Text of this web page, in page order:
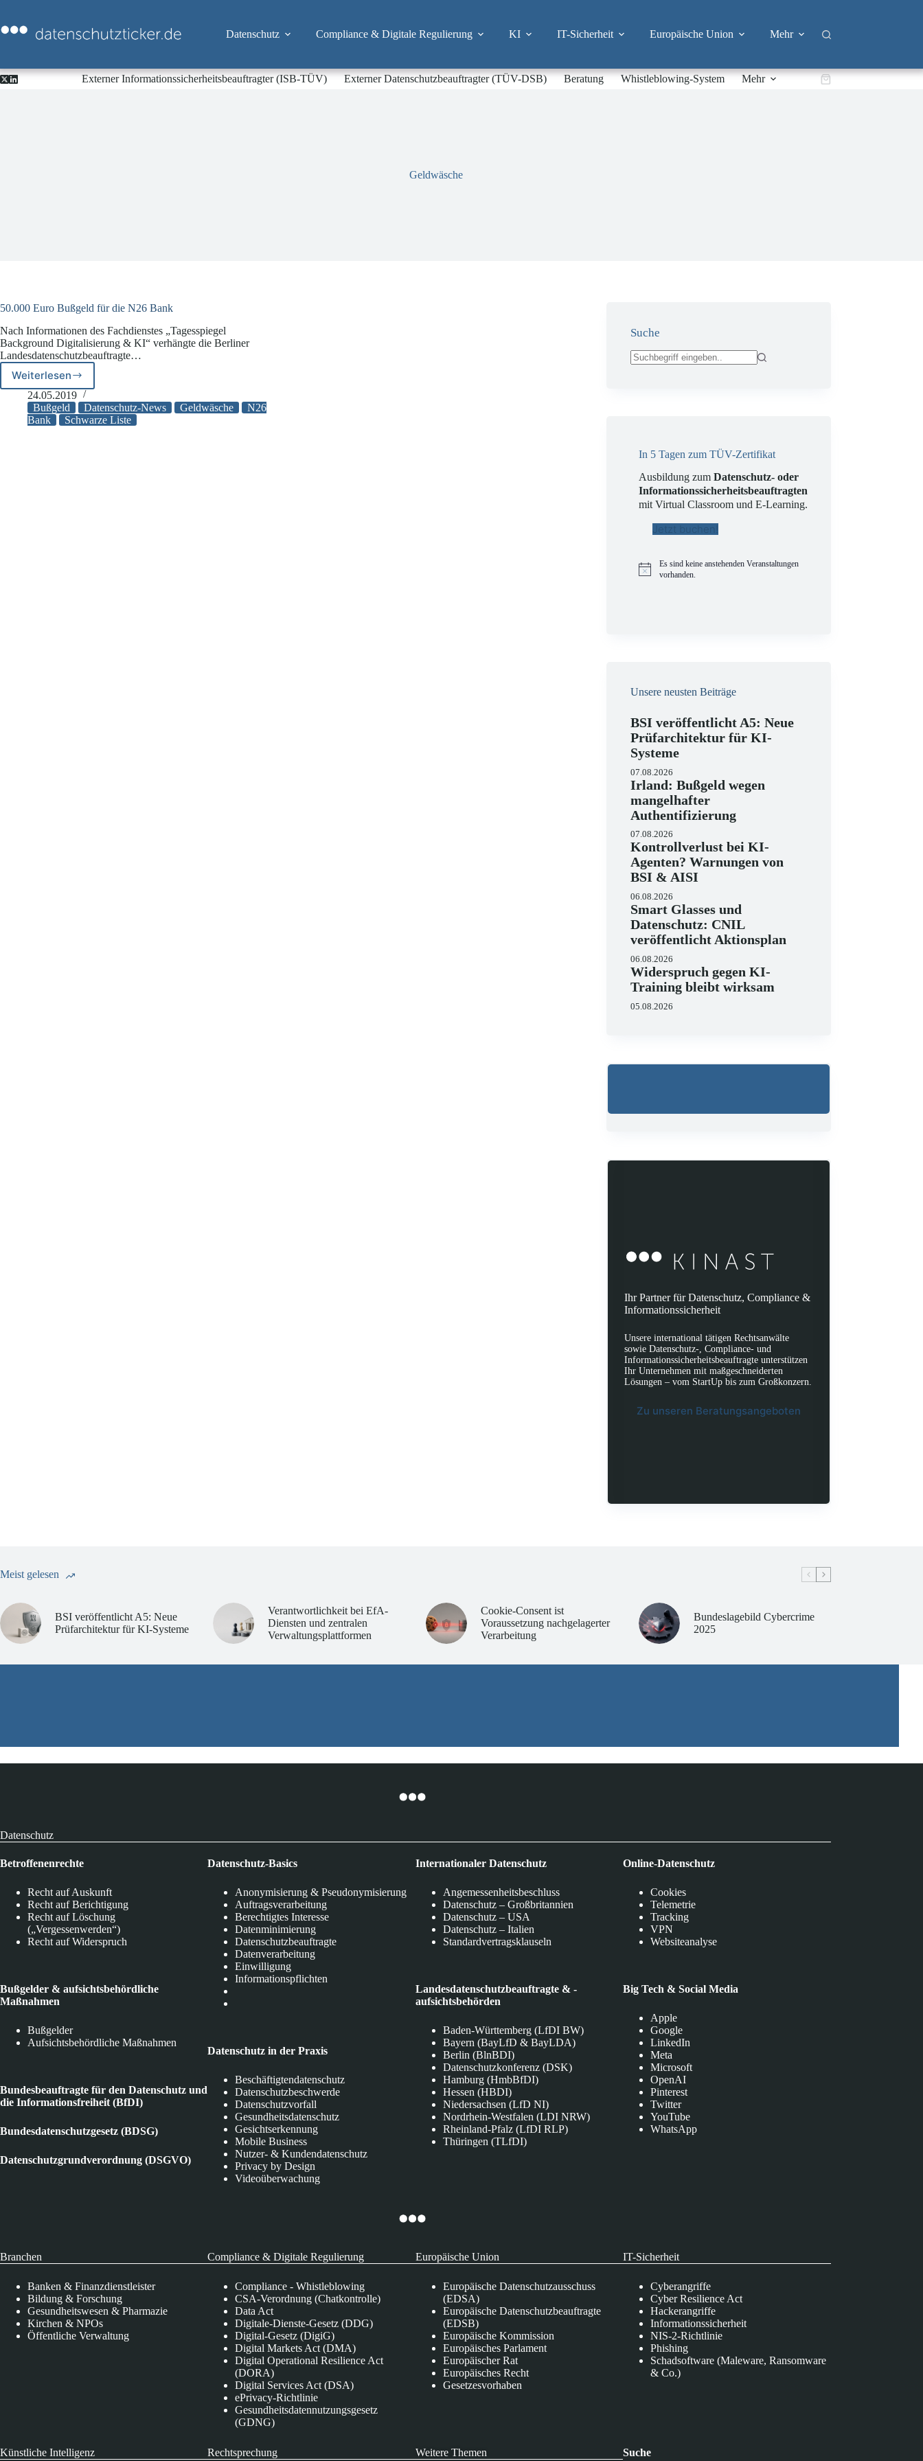
springen
Datenschutz Compliance & Digitale Regulierung KI IT-Sicherheit Europäische Union Mehr
Externer Informationssicherheitsbeauftragter (ISB-TÜV) Externer Datenschutzbeauftragter (TÜV-DSB) Beratung Whistleblowing-System Mehr Warenkorb
Geldwäsche
50.000 Euro Bußgeld für die N26 Bank
Nach Informationen des Fachdienstes „Tagesspiegel
Background Digitalisierung & KI“ verhängte die Berliner
Landesdatenschutzbeauftragte…
Weiterlesen
50.000
Euro
Bußgeld
für
24.05.2019
Bußgeld
Datenschutz-News Geldwäsche
N26
Bank
Schwarze Liste
Suche
In 5 Tagen zum TÜV-Zertifikat
Ausbildung zumDatenschutz- oder
Informationssicherheitsbeauftragten
mit Virtual Classroom und E-Learning.
Jetzt buchen!
H
Es sind keine anstehenden Veranstaltungen
vorhanden.
Unsere neusten Beiträge
BSI veröffentlicht A5: Neue
Prüfarchitektur für KI-
Systeme
07.08.2026
Irland: Bußgeld wegen
mangelhafter
Authentifizierung
07.08.2026
Kontrollverlust bei KI-
Agenten? Warnungen von
BSI & AISI
06.08.2026
Smart Glasses und
Datenschutz: CNIL
veröffentlicht Aktionsplan
06.08.2026
Widerspruch gegen KI-
Training bleibt wirksam
05.08.2026
Ihr Partner für Datenschutz, Compliance &
Informationssicherheit
Unsere international tätigen Rechtsanwälte
sowie Datenschutz-, Compliance- und
Informationssicherheitsbeauftragte unterstützen
Ihr Unternehmen mit maßgeschneiderten
Lösungen – vom StartUp bis zum Großkonzern.
Zu unseren Beratungsangeboten
Meist gelesen
BSI veröffentlicht A5: Neue
Prüfarchitektur für KI-Systeme
Verantwortlichkeit bei EfA-
Diensten und zentralen
Verwaltungsplattformen
Cookie-Consent ist
Voraussetzung nachgelagerter
Verarbeitung
Bundeslagebild Cybercrime
2025
Datenschutz
Betroffenenrechte
Recht auf Auskunft
Recht auf Berichtigung
Recht auf Löschung
(„Vergessenwerden“)
Recht auf Widerspruch
Bußgelder & aufsichtsbehördliche
Maßnahmen
Bußgelder
Aufsichtsbehördliche Maßnahmen
Bundesbeauftragte für den Datenschutz und
die Informationsfreiheit (BfDI)
Bundesdatenschutzgesetz (BDSG)
Datenschutzgrundverordnung (DSGVO)
Datenschutz-Basics
Anonymisierung & Pseudonymisierung
Auftragsverarbeitung
Berechtigtes Interesse
Datenminimierung
Datenschutzbeauftragte
Datenverarbeitung
Einwilligung
Informationspflichten
Datenschutz in der Praxis
Beschäftigtendatenschutz
Datenschutzbeschwerde
Datenschutzvorfall
Gesundheitsdatenschutz
Gesichtserkennung
Mobile Business
Nutzer- & Kundendatenschutz
Privacy by Design
Videoüberwachung
Internationaler Datenschutz
Angemessenheitsbeschluss
Datenschutz – Großbritannien
Datenschutz – USA
Datenschutz – Italien
Standardvertragsklauseln
Landesdatenschutzbeauftragte & -
aufsichtsbehörden
Baden-Württemberg (LfDI BW)
Bayern (BayLfD & BayLDA)
Berlin (BlnBDI)
Datenschutzkonferenz (DSK)
Hamburg (HmbBfDI)
Hessen (HBDI)
Niedersachsen (LfD NI)
Nordrhein-Westfalen (LDI NRW)
Rheinland-Pfalz (LfDI RLP)
Thüringen (TLfDI)
Online-Datenschutz
Cookies
Telemetrie
Tracking
VPN
Websiteanalyse
Big Tech & Social Media
Apple
Google
LinkedIn
Meta
Microsoft
OpenAI
Pinterest
Twitter
YouTube
WhatsApp
Branchen
Banken & Finanzdienstleister
Bildung & Forschung
Gesundheitswesen & Pharmazie
Kirchen & NPOs
Öffentliche Verwaltung
Compliance & Digitale Regulierung
Compliance - Whistleblowing
CSA-Verordnung (Chatkontrolle)
Data Act
Digitale-Dienste-Gesetz (DDG)
Digital-Gesetz (DigiG)
Digital Markets Act (DMA)
Digital Operational Resilience Act
(DORA)
Digital Services Act (DSA)
ePrivacy-Richtlinie
Gesundheitsdatennutzungsgesetz
(GDNG)
Europäische Union
Europäische Datenschutzausschuss
(EDSA)
Europäische Datenschutzbeauftragte
(EDSB)
Europäische Kommission
Europäisches Parlament
Europäischer Rat
Europäisches Recht
Gesetzesvorhaben
IT-Sicherheit
Cyberangriffe
Cyber Resilience Act
Hackerangriffe
Informationssicherheit
NIS-2-Richtlinie
Phishing
Schadsoftware (Maleware, Ransomware
& Co.)
Künstliche Intelligenz Rechtsprechung Weitere Themen Suche